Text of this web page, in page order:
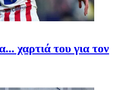
χαρτιά του για τον